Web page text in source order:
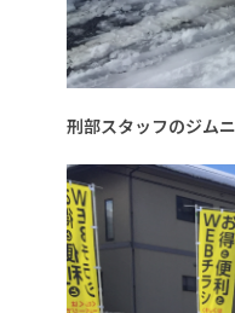
刑部スタッフのジム